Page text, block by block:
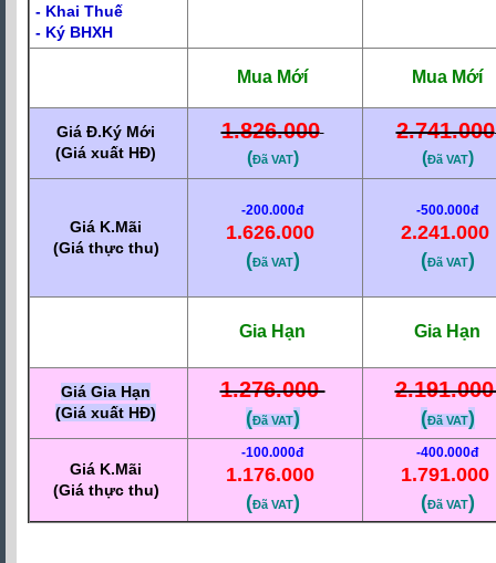
- Khai Thuế
- Ký BHXH
Mua Mớí Mua Mớí
Giá Đ.Ký Mới
(Giá xuất HĐ)
1.826.000
(Đã VAT)
2.741.000
(Đã VAT)
Giá K.Mãi
(Giá thực thu)
-200.000đ
1.626.000
(Đã VAT)
-500.000đ
2.241.000
(Đã VAT)
Gia Hạn Gia Hạn
Giá Gia Hạn
(Giá xuất HĐ)
1.276.000
(Đã VAT) (Đã VAT)
Giá K.Mãi
(Giá thực thu)
-100.000đ
1.176.000
(Đã VAT)
-400.000đ
1.791.000
(Đã VAT)